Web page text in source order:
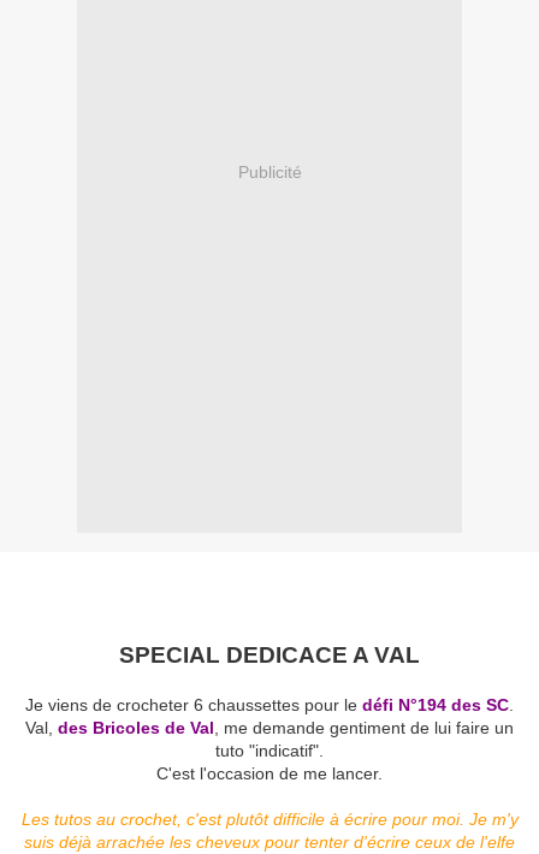
Publicité
SPECIAL DEDICACE A VAL
Je viens de crocheter 6 chaussettes pour le défi N°194 des SC
Val, des Bricoles de Val , me demande gentiment de lui faire un
tuto "indicatif".
C'est l'occasion de me lancer.
Les tutos au crochet, c'est plutôt difficile à écrire pour moi. Je m'y
suis déjà arrachée les cheveux pour tenter d'écrire ceux de l'elfe